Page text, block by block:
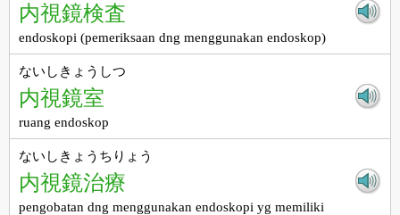
内視鏡検査
endoskopi (pemeriksaan dng menggunakan endoskop)
ないしきょうしつ
内視鏡室
ruang endoskop
ないしきょうちりょう
内視鏡治療
pengobatan dng menggunakan endoskopi yg memiliki